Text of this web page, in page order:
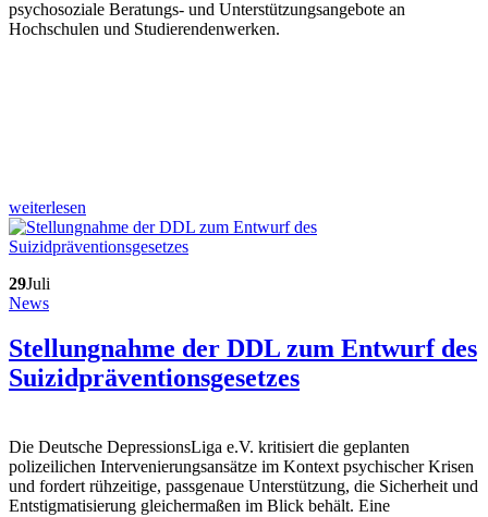
psychosoziale Beratungs- und Unterstützungsangebote an
Hochschulen und Studierendenwerken.
weiterlesen
29Juli
News
Stellungnahme der DDL zum Entwurf des
Suizidpräventionsgesetzes
Die Deutsche DepressionsLiga e.V. kritisiert die geplanten
polizeilichen Intervenierungsansätze im Kontext psychischer Krisen
und fordert rühzeitige, passgenaue Unterstützung, die Sicherheit und
Entstigmatisierung gleichermaßen im Blick behält. Eine